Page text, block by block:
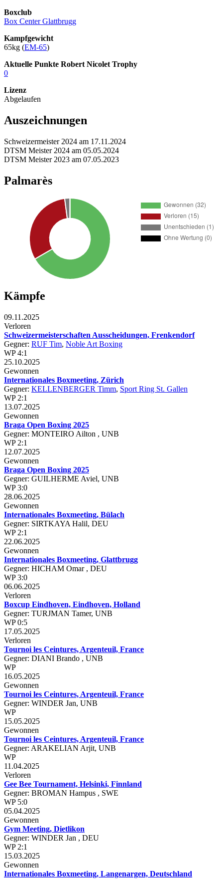
Boxclub
Box Center Glattbrugg
Kampfgewicht
65kg (EM-65)
Aktuelle Punkte Robert Nicolet Trophy
0
Lizenz
Abgelaufen
Auszeichnungen
Schweizermeister 2024 am 17.11.2024
DTSM Meister 2024 am 05.05.2024
DTSM Meister 2023 am 07.05.2023
Palmarès
Kämpfe
09.11.2025
Verloren
Schweizermeisterschaften Ausscheidungen, Frenkendorf
Gegner: RUF Tim, Noble Art Boxing
WP 4:1
25.10.2025
Gewonnen
Internationales Boxmeeting, Zürich
Gegner: KELLENBERGER Timm, Sport Ring St. Gallen
WP 2:1
13.07.2025
Gewonnen
Braga Open Boxing 2025
Gegner: MONTEIRO Ailton , UNB
WP 2:1
12.07.2025
Gewonnen
Braga Open Boxing 2025
Gegner: GUILHERME Aviel, UNB
WP 3:0
28.06.2025
Gewonnen
Internationales Boxmeeting, Bülach
Gegner: SIRTKAYA Halil, DEU
WP 2:1
22.06.2025
Gewonnen
Internationales Boxmeeting, Glattbrugg
Gegner: HICHAM Omar , DEU
WP 3:0
06.06.2025
Verloren
Boxcup Eindhoven, Eindhoven, Holland
Gegner: TURJMAN Tamer, UNB
WP 0:5
17.05.2025
Verloren
Tournoi les Ceintures, Argenteuil, France
Gegner: DIANI Brando , UNB
WP
16.05.2025
Gewonnen
Tournoi les Ceintures, Argenteuil, France
Gegner: WINDER Jan, UNB
WP
15.05.2025
Gewonnen
Tournoi les Ceintures, Argenteuil, France
Gegner: ARAKELIAN Arjit, UNB
WP
11.04.2025
Verloren
Gee Bee Tournament, Helsinki, Finnland
Gegner: BROMAN Hampus , SWE
WP 5:0
05.04.2025
Gewonnen
Gym Meeting, Dietlikon
Gegner: WINDER Jan , DEU
WP 2:1
15.03.2025
Gewonnen
Internationales Boxmeeting, Langenargen, Deutschland